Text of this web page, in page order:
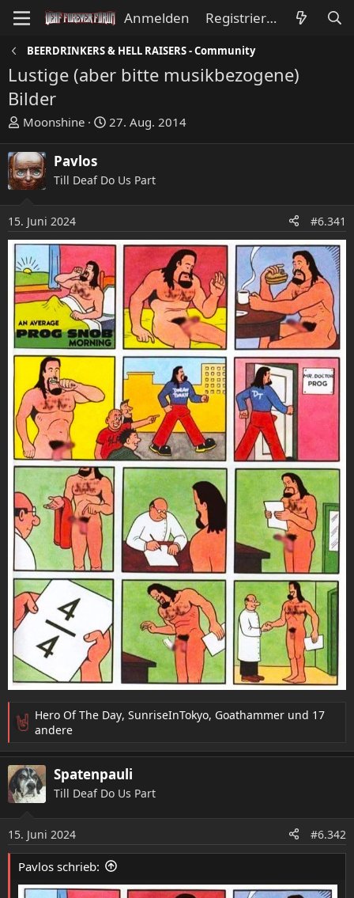
Anmelden Registrieren
BEERDRINKERS & HELL RAISERS - Community
Lustige (aber bitte musikbezogene)
Bilder
E
s
t
e
l
e
r
Moonshine
E
e
l
t
a
m
27. Aug. 2014
Pavlos
Till Deaf Do Us Part
15. Juni 2024 #6.341
R
a
k
t
i
o
n
e
n
Hero Of The Day, SunriseInTokyo, Goathammer und 17
andere
Spatenpauli
Till Deaf Do Us Part
15. Juni 2024 #6.342
Pavlos schrieb: